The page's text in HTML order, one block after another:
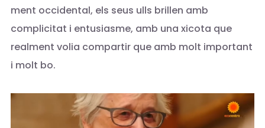
ment occidental, els seus ulls brillen amb
complicitat i entusiasme, amb una xicota que
realment volia compartir que amb molt important
i molt bo.